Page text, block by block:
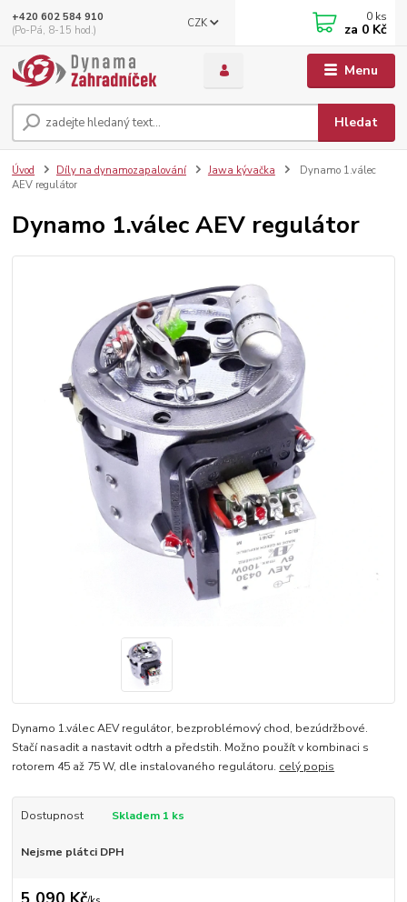
Menu
CZK
Hledat
+420 602 584 910
(Po-Pá, 8-15 hod.)
0 ks
za 0 Kč
Úvod Díly na dynamozapalování Jawa kývačka
Dynamo 1.válec
AEV regulátor
Dynamo 1.válec AEV regulátor
Dynamo 1.válec AEV regulátor, bezproblémový chod, bezúdržbové.
Stačí nasadit a nastavit odtrh a předstih. Možno použít v kombinaci s
rotorem 45 až 75 W, dle instalovaného regulátoru. celý popis
Dostupnost Skladem 1 ks
Nejsme plátci DPH